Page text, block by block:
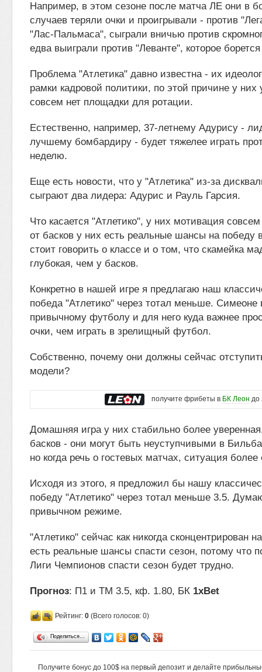
Например, в этом сезоне после матча ЛЕ они в
случаев теряли очки и проигрывали - против
"Лас-Пальмаса", сыграли вничью против
едва выиграли против "Леванте", которое
Проблема "Атлетика" давно известна - их
рамки кадровой политики, по этой причине у них
совсем нет площадки для ротации.
Естественно, например, 37-летнему Адурису -
лучшему бомбардиру - будет тяжелее играть
неделю.
Еще есть новости, что у "Атлетика" из-за
сыграют два лидера: Адурис и Рауль Гарсия.
Что касается "Атлетико", у них мотивация
от басков у них есть реальные шансы на победу
стоит говорить о классе и о том, что скамейка
глубокая, чем у басков.
Конкретно в нашей игре я предлагаю наш
победа "Атлетико" через тотал меньше. Симеоне
привычному футболу и для него куда важнее
очки, чем играть в зрелищный футбол.
Собственно, почему они должны сейчас
модели?
получите фрибеты в БК Леон до
Домашняя игра у них стабильно более
басков - они могут быть неуступчивыми в
но когда речь о гостевых матчах, ситуация
Исходя из этого, я предложил бы нашу
победу "Атлетико" через тотал меньше 3.5.
привычном режиме.
"Атлетико" сейчас как никогда сконцентрирован
есть реальные шансы спасти сезон, потому что
Лиги Чемпионов спасти сезон будет трудно.
Прогноз: П1 и ТМ 3.5, кф. 1.80, БК 1xBet
Рейтинг: 0 (Всего голосов: 0)
Поделиться…
Получите бонус до 100$ на первый депозит и делайте